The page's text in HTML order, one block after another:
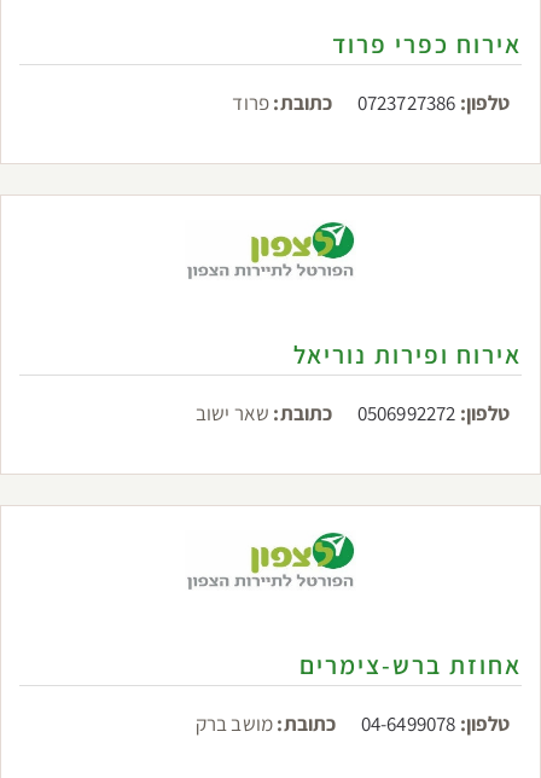
אירוח כפרי פרוד
טלפון: 0723727386 כתובת:פרוד
אירוח ופירות נוריאל
טלפון: 0506992272 כתובת: שאר ישוב
אחוזת ברש-צימרים
טלפון: 04-6499078 כתובת:מושב ברק